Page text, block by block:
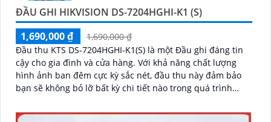
ĐẦU GHI HIKVISION DS-7204HGHI-K1 (S)
1,690,000 ₫
1,690,000 ₫
Đầu thu KTS DS-7204HGHI-K1(S) là một Đầu ghi đáng tin
cậy cho gia đình và cửa hàng. Với khả năng chất lượng
hình ảnh ban đêm cực kỳ sắc nét, đầu thu này đảm bảo
bạn sẽ không bỏ lỡ bất kỳ chi tiết nào trong quá trình